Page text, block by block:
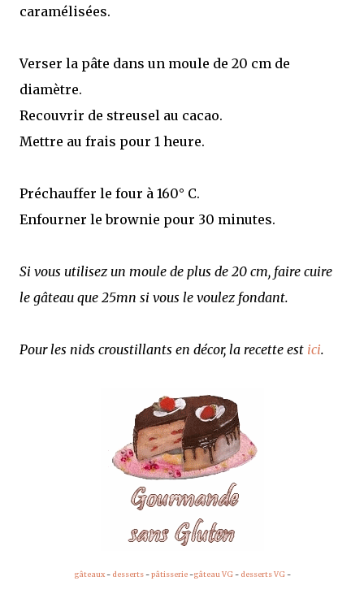
caramélisées.
Verser la pâte dans un moule de 20 cm de
diamètre.
Recouvrir de streusel au cacao.
Mettre au frais pour 1 heure.
Préchauffer le four à 160° C.
Enfourner le brownie pour 30 minutes.
Si vous utilisez un moule de plus de 20 cm, faire cuire
le gâteau que 25mn si vous le voulez fondant.
Pour les nids croustillants en décor, la recette est ici.
gâteaux- desserts-pâtisserie-gâteau VG- desserts VG-